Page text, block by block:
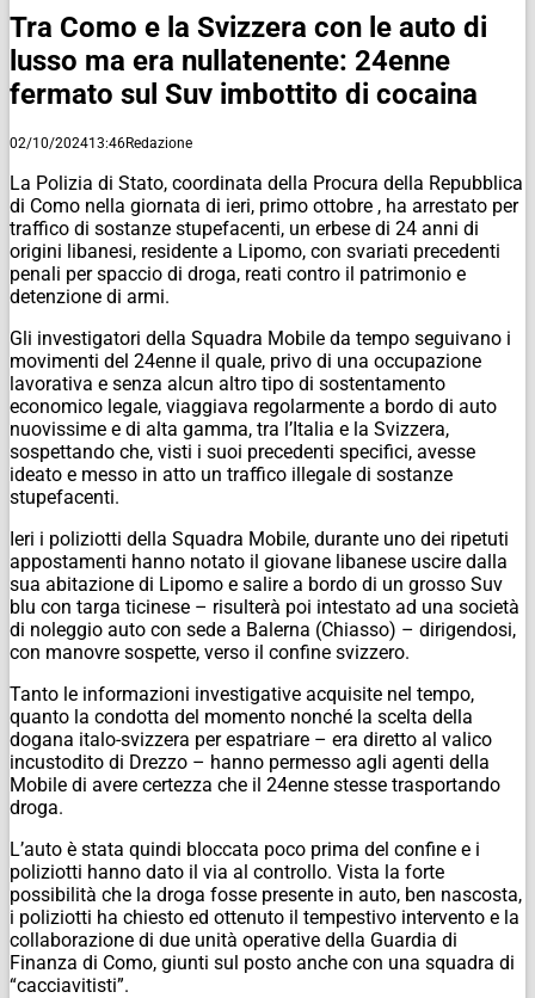
Tra Como e la Svizzera con le auto di
lusso ma era nullatenente: 24enne
fermato sul Suv imbottito di cocaina
02/10/202413:46Redazione
La Polizia di Stato, coordinata della Procura della Repubblica
di Como nella giornata di ieri, primo ottobre , ha arrestato per
traffico di sostanze stupefacenti, un erbese di 24 anni di
origini libanesi, residente a Lipomo, con svariati precedenti
penali per spaccio di droga, reati contro il patrimonio e
detenzione di armi.
Gli investigatori della Squadra Mobile da tempo seguivano i
movimenti del 24enne il quale, privo di una occupazione
lavorativa e senza alcun altro tipo di sostentamento
economico legale, viaggiava regolarmente a bordo di auto
nuovissime e di alta gamma, tra l’Italia e la Svizzera,
sospettando che, visti i suoi precedenti specifici, avesse
ideato e messo in atto un traffico illegale di sostanze
stupefacenti.
Ieri i poliziotti della Squadra Mobile, durante uno dei ripetuti
appostamenti hanno notato il giovane libanese uscire dalla
sua abitazione di Lipomo e salire a bordo di un grosso Suv
blu con targa ticinese – risulterà poi intestato ad una società
di noleggio auto con sede a Balerna (Chiasso) – dirigendosi,
con manovre sospette, verso il confine svizzero.
Tanto le informazioni investigative acquisite nel tempo,
quanto la condotta del momento nonché la scelta della
dogana italo-svizzera per espatriare – era diretto al valico
incustodito di Drezzo – hanno permesso agli agenti della
Mobile di avere certezza che il 24enne stesse trasportando
droga.
L’auto è stata quindi bloccata poco prima del confine e i
poliziotti hanno dato il via al controllo. Vista la forte
possibilità che la droga fosse presente in auto, ben nascosta,
i poliziotti ha chiesto ed ottenuto il tempestivo intervento e la
collaborazione di due unità operative della Guardia di
Finanza di Como, giunti sul posto anche con una squadra di
“cacciavitisti”.